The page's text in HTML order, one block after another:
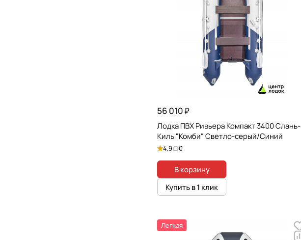
56 010 ₽
Лодка ПВХ Ривьера Компакт 3400 Слань-
Киль "Комби" Светло-серый/Синий
4.9 0
В корзину
Купить в 1 клик
Легкая